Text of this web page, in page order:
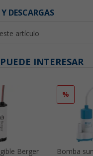
DESCARGAS
artículo
INTERESAR
Berger
%
Bomba